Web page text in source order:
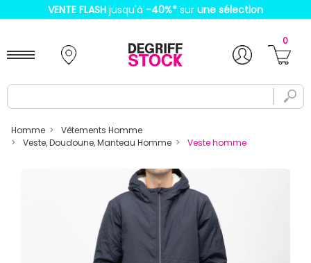
VENTE FLASH jusqu'à -40%* sur une sélection
0
Homme
Vêtements Homme
Veste, Doudoune, Manteau Homme
Veste homme